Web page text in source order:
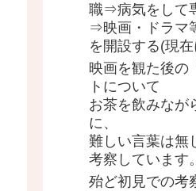
職⇒病気をして
⇒映画・ドラマ
を開設する(現在
映画を観た後の
トについて
お茶を飲みなが
に、
難しい言葉は無
考察しています。
殆ど初見での考